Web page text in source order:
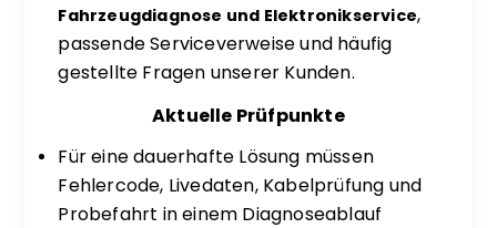
Fahrzeugdiagnose und Elektronikservice,
passende Serviceverweise und häufig
gestellte Fragen unserer Kunden.
Aktuelle Prüfpunkte
Für eine dauerhafte Lösung müssen
Fehlercode, Livedaten, Kabelprüfung und
Probefahrt in einem Diagnoseablauf